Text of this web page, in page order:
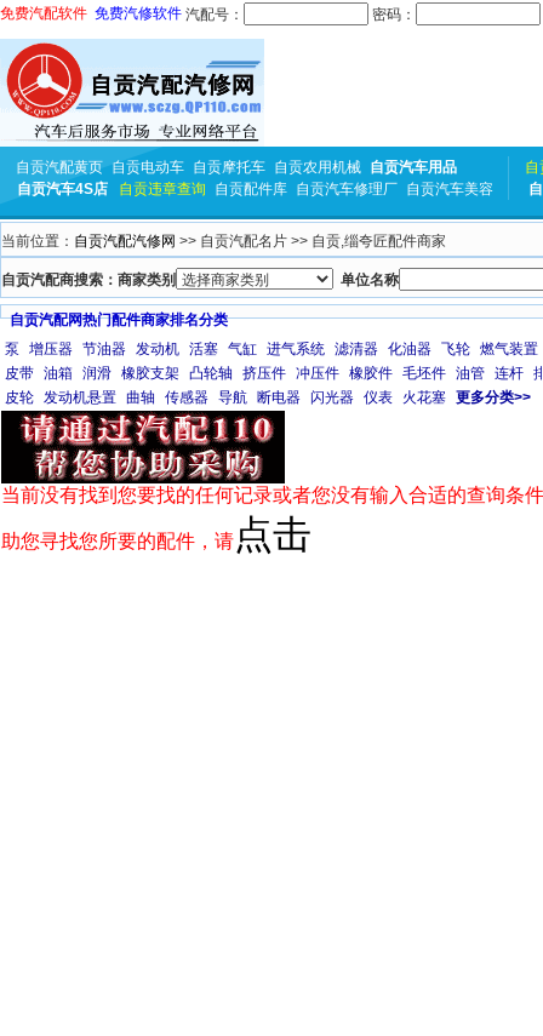
免费汽配软件 免费汽修软件 汽配号： 密码：
自贡汽配黄页 自贡电动车 自贡摩托车 自贡农用机械 自贡汽车用品
自贡汽车4S店
自贡违章查询 自贡配件库 自贡汽车修理厂 自贡汽车美容
自
当前位置： 自贡汽配汽修网 >> 自贡汽配名片 >> 自贡,缁夸匠配件商家
自贡汽配商搜索：商家类别 单位名称
自贡汽配网热门配件商家排名分类
泵
增压器 节油器 发动机 活塞 气缸 进气系统 滤清器 化油器 飞轮 燃气装置
皮带 油箱 润滑 橡胶支架 凸轮轴 挤压件 冲压件 橡胶件 毛坯件 油管 连杆
皮轮 发动机悬置 曲轴 传感器 导航 断电器 闪光器 仪表 火花塞 更多分类>>
当前没有找到您要找的任何记录或者您没有输入合适的查询条
助您寻找您所要的配件，请 点击